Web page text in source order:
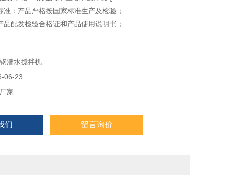
准：产品严格按国家标准生产及检验；
品配发检验合格证和产品使用说明书；
潜水搅拌机
06-23
家
们 留言询价